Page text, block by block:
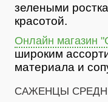
зелеными
красотой.
Онлайн магазин
широким
материала и
САЖЕНЦЫ